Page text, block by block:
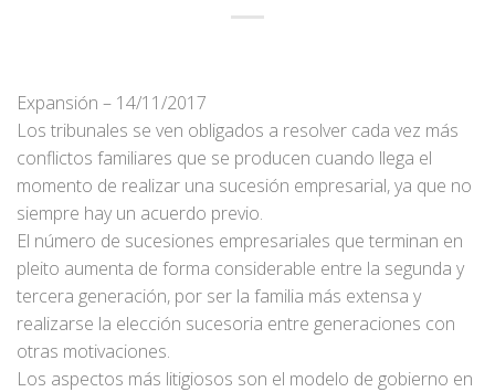
Expansión – 14/11/2017
Los tribunales se ven obligados a resolver cada vez más
conflictos familiares que se producen cuando llega el
momento de realizar una sucesión empresarial, ya que no
siempre hay un acuerdo previo.
El número de sucesiones empresariales que terminan en
pleito aumenta de forma considerable entre la segunda y
tercera generación, por ser la familia más extensa y
realizarse la elección sucesoria entre generaciones con
otras motivaciones.
Los aspectos más litigiosos son el modelo de gobierno en